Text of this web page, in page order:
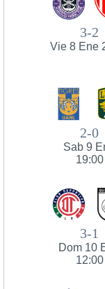
3-2
Vie 8 Ene
2-0
Sab 9
19:00
3-1
Dom 10
12:00